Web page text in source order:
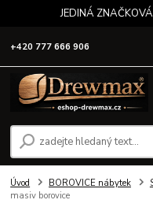
JEDINÁ
+420 777 666 906
Úvod BOROVICE nábytek
masiv borovice